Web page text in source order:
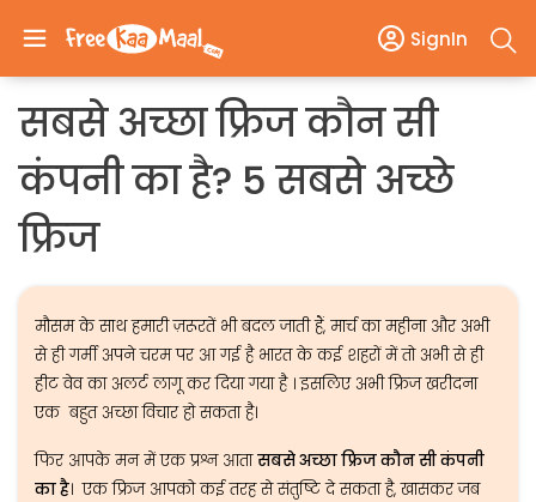
SignIn
सबसे अच्छा फ्रिज कौन सी
कंपनी का है? 5 सबसे अच्छे
फ्रिज
मौसम के साथ हमारी ज़रूरतें भी बदल जाती हैं, मार्च का महीना और अभी
से ही गर्मी अपने चरम पर आ गई है भारत के कई शहरों में तो अभी से ही
हीट वेव का अलर्ट लागू कर दिया गया है । इसलिए अभी फ्रिज खरीदना
एक बहुत अच्छा विचार हो सकता है।
फिर आपके मन में एक प्रश्न आतासबसे अच्छा फ्रिज कौन सी कंपनी
का है। एक फ्रिज आपको कई तरह से संतुष्टि दे सकता है, खासकर जब